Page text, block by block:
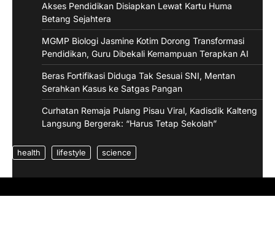
Akses Pendidikan Disiapkan Lewat Kartu Huma
Betang Sejahtera
MGMP Biologi Jasmine Kotim Dorong Transformasi
Pendidikan, Guru Dibekali Kemampuan Terapkan AI
Beras Fortifikasi Diduga Tak Sesuai SNI, Mentan
Serahkan Kasus ke Satgas Pangan
Curhatan Remaja Pulang Pisau Viral, Kadisdik Kalteng
Langsung Bergerak: “Harus Tetap Sekolah”
health lifestyle science